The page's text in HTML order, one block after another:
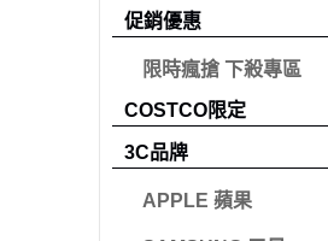
促銷優惠
限時瘋搶 下殺專區
COSTCO限定
3C品牌
APPLE 蘋果